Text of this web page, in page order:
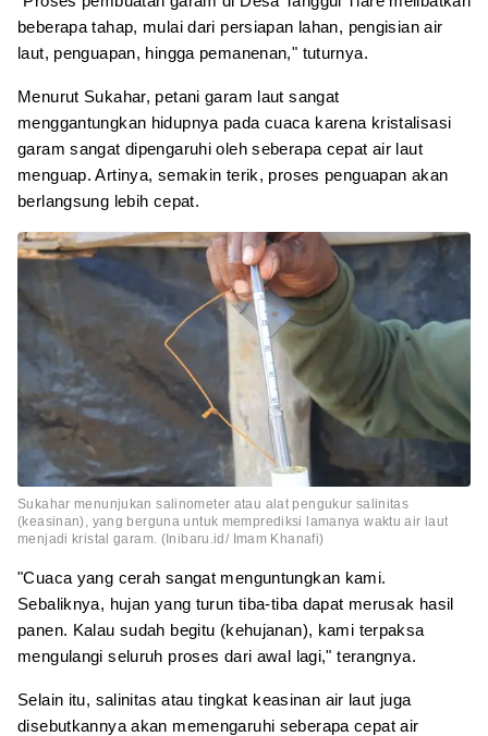
beberapa tahap, mulai dari persiapan lahan, pengisian air
laut, penguapan, hingga pemanenan," tuturnya.
Menurut Sukahar, petani garam laut sangat
menggantungkan hidupnya pada cuaca karena kristalisasi
garam sangat dipengaruhi oleh seberapa cepat air laut
menguap. Artinya, semakin terik, proses penguapan akan
berlangsung lebih cepat.
Sukahar menunjukan salinometer atau alat pengukur salinitas
(keasinan), yang berguna untuk memprediksi lamanya waktu air laut
menjadi kristal garam. (Inibaru.id/ Imam Khanafi)
"Cuaca yang cerah sangat menguntungkan kami.
Sebaliknya, hujan yang turun tiba-tiba dapat merusak hasil
panen. Kalau sudah begitu (kehujanan), kami terpaksa
mengulangi seluruh proses dari awal lagi," terangnya.
Selain itu, salinitas atau tingkat keasinan air laut juga
disebutkannya akan memengaruhi seberapa cepat air